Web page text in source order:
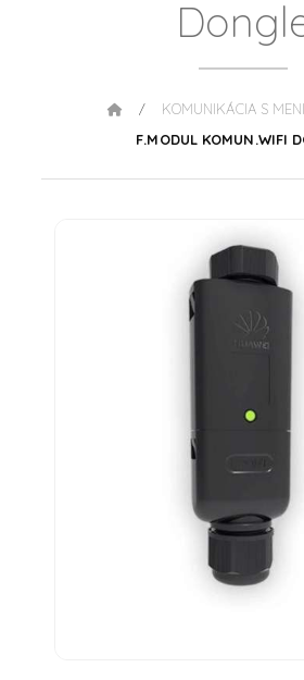
/ KOMUNIKÁCIA S
F.MODUL KOMUN.WIFI